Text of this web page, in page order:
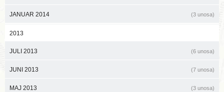
JANUAR 2014 (3 unosa)
2013
JULI 2013 (6 unosa)
JUNI 2013 (7 unosa)
MAJ 2013 (3 unosa)